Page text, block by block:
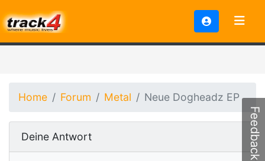
Home Forum Metal Neue Dogheadz EP
Deine Antwort Feedback